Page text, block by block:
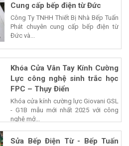
Cung cấp bếp điện từ Đức
Công Ty TNHH Thiết Bị Nhà Bếp Tuấn
Phát chuyên cung cấp bếp điện từ
Đức và...
Khóa Cửa Vân Tay Kính Cường
Lực công nghệ sinh trắc học
FPC – Thụy Điển
Khóa cửa kính cường lực Giovani GSL
- G1B mẫu mới nhất 2025 với công
nghệ mở...
Sửa Bếp Điện Từ - Bếp Tuấn